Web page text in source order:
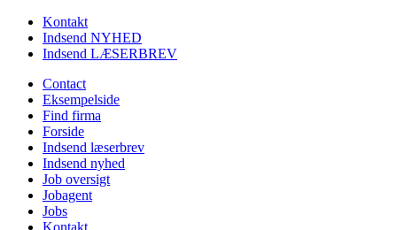
Kontakt
Indsend NYHED
Indsend LÆSERBREV
Contact
Eksempelside
Find firma
Forside
Indsend læserbrev
Indsend nyhed
Job oversigt
Jobagent
Jobs
Kontakt